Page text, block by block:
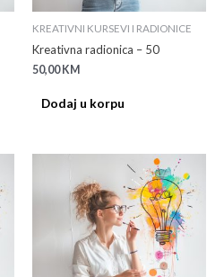
KREATIVNI KURSEVI I RADIONICE
Kreativna radionica – 50
50,00 KM
Dodaj u korpu